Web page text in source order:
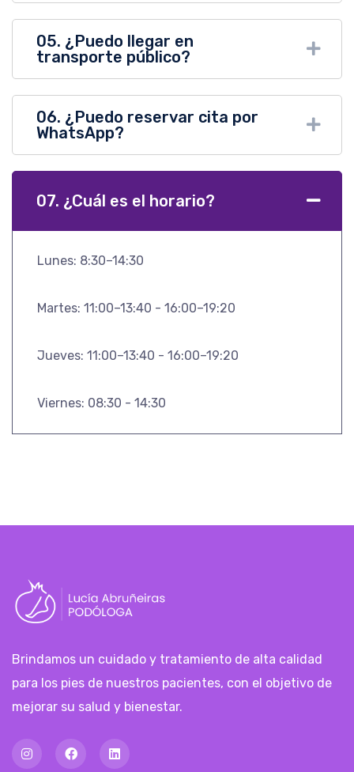
05. ¿Puedo llegar en
transporte público?
06. ¿Puedo reservar cita por
WhatsApp?
07. ¿Cuál es el horario?
Lunes: 8:30–14:30
Martes: 11:00–13:40 - 16:00–19:20
Jueves: 11:00–13:40 - 16:00–19:20
Viernes: 08:30 - 14:30
Brindamos un cuidado y tratamiento de alta calidad
para los pies de nuestros pacientes, con el objetivo de
mejorar su salud y bienestar.